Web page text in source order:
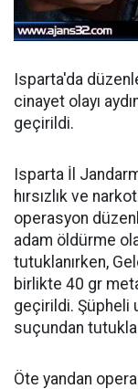
Isparta'da
cinayet olayı
geçirildi.
Isparta İl
hırsızlık ve
operasyon
adam öldürme
tutuklanırken,
birlikte 40 gr
geçirildi. Şüpheli
suçundan
Öte yandan